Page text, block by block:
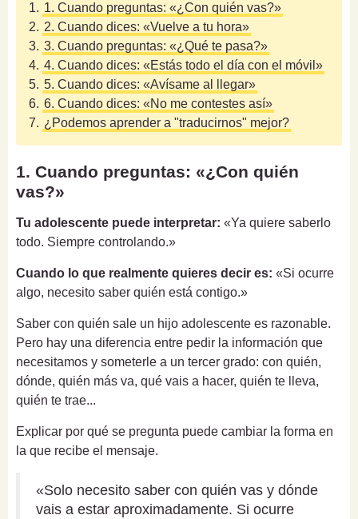
1. 1. Cuando preguntas: «¿Con quién vas?»
2. 2. Cuando dices: «Vuelve a tu hora»
3. 3. Cuando preguntas: «¿Qué te pasa?»
4. 4. Cuando dices: «Estás todo el día con el móvil»
5. 5. Cuando dices: «Avísame al llegar»
6. 6. Cuando dices: «No me contestes así»
7. ¿Podemos aprender a "traducirnos" mejor?
1. Cuando preguntas: «¿Con quién
vas?»
Tu adolescente puede interpretar: «Ya quiere saberlo
todo. Siempre controlando.»
Cuando lo que realmente quieres decir es: «Si ocurre
algo, necesito saber quién está contigo.»
Saber con quién sale un hijo adolescente es razonable.
Pero hay una diferencia entre pedir la información que
necesitamos y someterle a un tercer grado: con quién,
dónde, quién más va, qué vais a hacer, quién te lleva,
quién te trae...
Explicar por qué se pregunta puede cambiar la forma en
la que recibe el mensaje.
«Solo necesito saber con quién vas y dónde
vais a estar aproximadamente. Si ocurre